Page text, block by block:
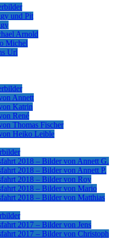
und Pit
Arnold
Michel
Url
Annett
Katrin
René
Thomas Fischer
Heiko Leible
2018 – Bilder von Annett G.
2018 – Bilder von Annett P.
2018 – Bilder von Roy
2018 – Bilder von Mario
2018 – Bilder von Matthias
2017 – Bilder von Jens
2017 – Bilder von Christoph